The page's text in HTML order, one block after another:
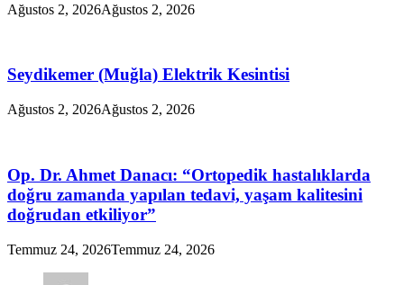
Ağustos 2, 2026Ağustos 2, 2026
Seydikemer (Muğla) Elektrik Kesintisi
Ağustos 2, 2026Ağustos 2, 2026
Op. Dr. Ahmet Danacı: “Ortopedik hastalıklarda
doğru zamanda yapılan tedavi, yaşam kalitesini
doğrudan etkiliyor”
Temmuz 24, 2026Temmuz 24, 2026